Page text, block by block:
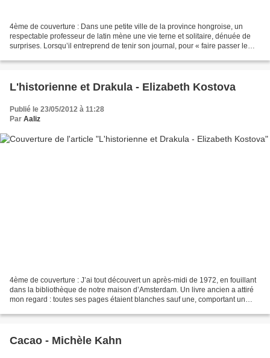
4ème de couverture : Dans une petite ville de la province hongroise, un
respectable professeur de latin mène une vie terne et solitaire, dénuée de
surprises. Lorsqu’il entreprend de tenir son journal, pour « faire passer le
L'historienne et Drakula - Elizabeth Kostova
Publié le 23/05/2012 à 11:28
Par Aaliz
4ème de couverture : J’ai tout découvert un après-midi de 1972, en fouillant
dans la bibliothèque de notre maison d’Amsterdam. Un livre ancien a attiré
mon regard : toutes ses pages étaient blanches sauf une, comportant un
Cacao - Michèle Kahn